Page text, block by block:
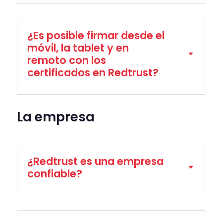
¿Es posible firmar desde el
móvil, la tablet y en
remoto con los
certificados en Redtrust?
La empresa
¿Redtrust es una empresa
confiable?